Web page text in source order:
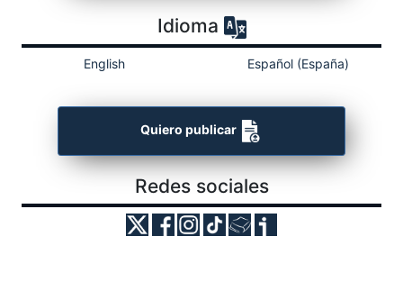
Idioma
English Español (España)
Quiero publicar
Redes sociales